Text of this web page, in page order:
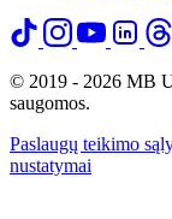
© 2019 - 2026 MB
saugomos.
Paslaugų teikimo
nustatymai